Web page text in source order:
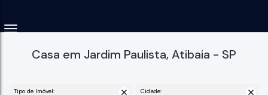
Casa em Jardim Paulista, Atibaia - SP
Tipo de Imóvel: Cidade: